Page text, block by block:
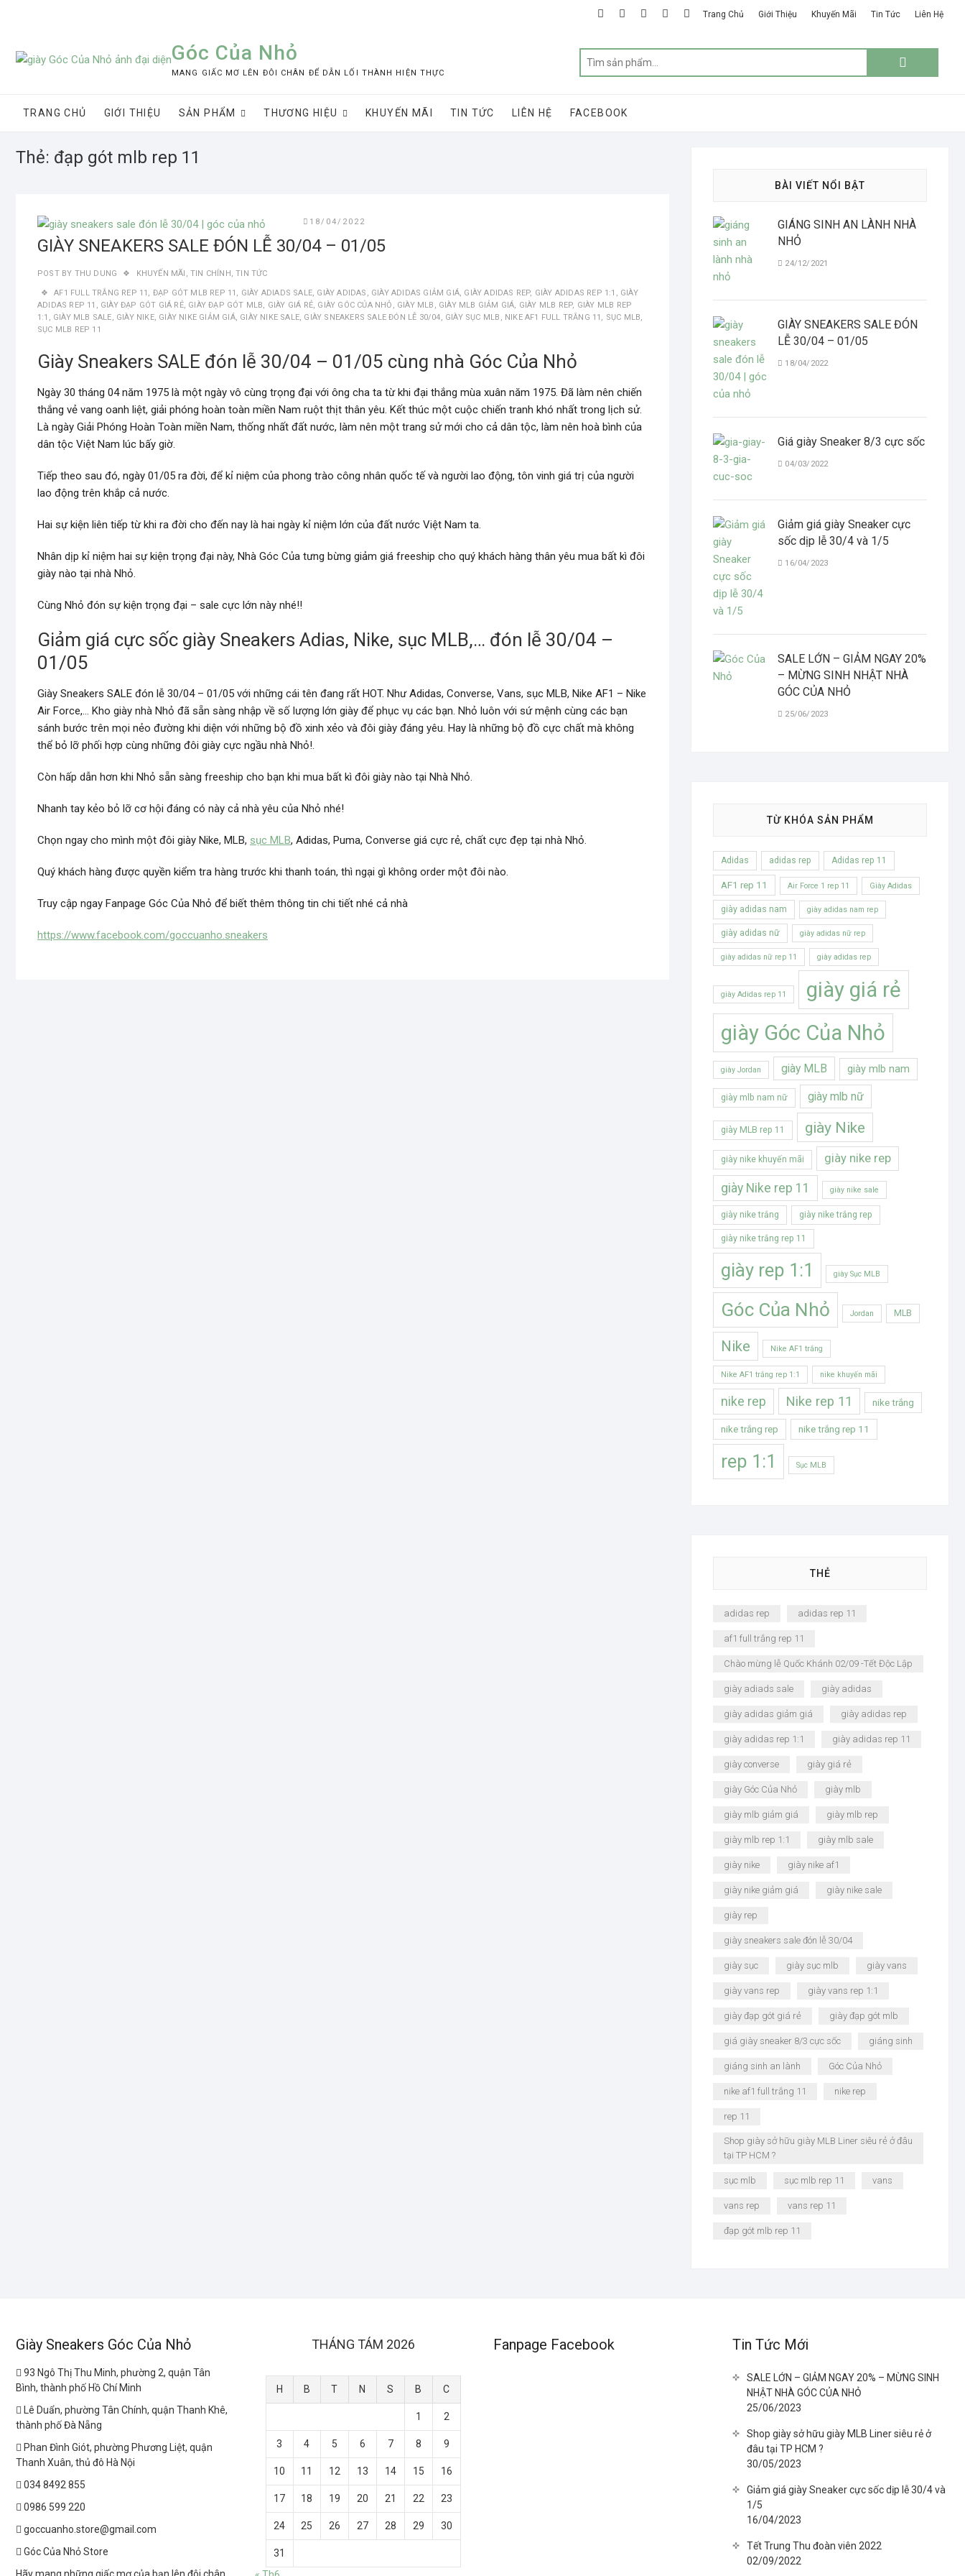
facebook
twittergoogleinstagram
linkedin
Trang Chủ Giới Thiệu Khuyến Mãi Tin Tức Liên Hệ
Góc Của Nhỏ
MANG GIẤC MƠ LÊN ĐÔI CHÂN ĐỂ DẪN LỐI THÀNH HIỆN THỰC
TRANG CHỦ GIỚI THIỆU SẢN PHẨM THƯƠNG HIỆU KHUYẾN MÃI TIN TỨC LIÊN HỆ FACEBOOK
Thẻ: đạp gót mlb rep 11
18/04/2022
GIÀY SNEAKERS SALE ĐÓN LỄ 30/04 – 01/05
POST BY THU DUNG KHUYẾN MÃI ,TIN CHÍNH,TIN TỨC
AF1 FULL TRẮNG REP 11 , ĐẠP GÓT MLB REP 11 , GIÀY ADIADS SALE, GIÀY ADIDAS , GIÀY ADIDAS GIẢM GIÁ, GIÀY ADIDAS REP, GIÀY ADIDAS REP 1:1 , GIÀY
ADIDAS REP 11 , GIÀY ĐẠP GÓT GIÁ RẺ, GIÀY ĐẠP GÓT MLB, GIÀY GIÁ RẺ, GIÀY GÓC CỦA NHỎ , GIÀY MLB , GIÀY MLB GIẢM GIÁ, GIÀY MLB REP, GIÀY MLB REP
1:1 , GIÀY MLB SALE, GIÀY NIKE, GIÀY NIKE GIẢM GIÁ, GIÀY NIKE SALE, GIÀY SNEAKERS SALE ĐÓN LỄ 30/04, GIÀY SỤC MLB , NIKE AF1 FULL TRẮNG 11 , SỤC MLB,
SỤC MLB REP 11
Giày Sneakers SALE đón lễ 30/04 – 01/05 cùng nhà Góc Của Nhỏ
Ngày 30 tháng 04 năm 1975 là một ngày vô cùng trọng đại với ông cha ta từ khi đại thắng mùa xuân năm 1975. Đã làm nên chiến
thắng vẻ vang oanh liệt, giải phóng hoàn toàn miền Nam ruột thịt thân yêu. Kết thúc một cuộc chiến tranh khó nhất trong lịch sử.
Là ngày Giải Phóng Hoàn Toàn miền Nam, thống nhất đất nước, làm nên một trang sử mới cho cả dân tộc, làm nên hoà bình của
dân tộc Việt Nam lúc bấy giờ.
Tiếp theo sau đó, ngày 01/05 ra đời, để kỉ niệm của phong trào công nhân quốc tế và người lao động, tôn vinh giá trị của người
lao động trên khắp cả nước.
Hai sự kiện liên tiếp từ khi ra đời cho đến nay là hai ngày kỉ niệm lớn của đất nước Việt Nam ta.
Nhân dịp kỉ niệm hai sự kiện trọng đại này, Nhà Góc Của tưng bừng giảm giá freeship cho quý khách hàng thân yêu mua bất kì đôi
giày nào tại nhà Nhỏ.
Cùng Nhỏ đón sự kiện trọng đại – sale cực lớn này nhé!!
Giảm giá cực sốc giày Sneakers Adias, Nike, sục MLB,… đón lễ 30/04 –
01/05
Giày Sneakers SALE đón lễ 30/04 – 01/05 với những cái tên đang rất HOT. Như Adidas, Converse, Vans, sục MLB, Nike AF1 – Nike
Air Force,… Kho giày nhà Nhỏ đã sẵn sàng nhập về số lượng lớn giày để phục vụ các bạn. Nhỏ luôn với sứ mệnh cùng các bạn
sánh bước trên mọi nẻo đường khi diện với những bộ đồ xinh xẻo và đôi giày đáng yêu. Hay là những bộ đồ cực chất mà không
thể bỏ lỡ phối hợp cùng những đôi giày cực ngầu nhà Nhỏ!.
Còn hấp dẫn hơn khi Nhỏ sẵn sàng freeship cho bạn khi mua bất kì đôi giày nào tại Nhà Nhỏ.
Nhanh tay kẻo bỏ lỡ cơ hội đáng có này cả nhà yêu của Nhỏ nhé!
Chọn ngay cho mình một đôi giày Nike, MLB, sục MLB, Adidas, Puma, Converse giá cực rẻ, chất cực đẹp tại nhà Nhỏ.
Quý khách hàng được quyền kiểm tra hàng trước khi thanh toán, thì ngại gì không order một đôi nào.
Truy cập ngay Fanpage Góc Của Nhỏ để biết thêm thông tin chi tiết nhé cả nhà
https://www.facebook.com/goccuanho.sneakers
BÀI VIẾT NỔI BẬT
GIÁNG SINH AN LÀNH NHÀ
NHỎ
24/12/2021
GIÀY SNEAKERS SALE ĐÓN
LỄ 30/04 – 01/05
18/04/2022
Giá giày Sneaker 8/3 cực sốc
04/03/2022
Giảm giá giày Sneaker cực
sốc dịp lễ 30/4 và 1/5
16/04/2023
SALE LỚN – GIẢM NGAY 20%
– MỪNG SINH NHẬT NHÀ
GÓC CỦA NHỎ
25/06/2023
TỪ KHÓA SẢN PHẨM
Adidas adidas rep Adidas rep 11
AF1 rep 11 Air Force 1 rep 11 Giày Adidas
giày adidas nam giày adidas nam rep
giày adidas nữ giày adidas nữ rep
giày adidas nữ rep 11 giày adidas rep
giày Adidas rep 11
giày giá rẻ
giày Góc Của Nhỏ
giày Jordan giày MLB giày mlb nam
giày mlb nam nữ giày mlb nữ
giày MLB rep 11 giày Nike
giày nike khuyến mãi giày nike rep
giày Nike rep 11 giày nike sale
giày nike trắng giày nike trắng rep
giày nike trắng rep 11
giày rep 1:1 giày Sục MLB
Góc Của Nhỏ Jordan MLB
Nike Nike AF1 trắng
Nike AF1 trắng rep 1:1 nike khuyến mãi
nike rep Nike rep 11 nike trắng
nike trắng rep nike trắng rep 11
rep 1:1 Sục MLB
THẺ
adidas rep adidas rep 11
af1 full trắng rep 11
Chào mừng lễ Quốc Khánh 02/09 -Tết Độc Lập
giày adiads sale giày adidas
giày adidas giảm giá giày adidas rep
giày adidas rep 1:1 giày adidas rep 11
giày converse giày giá rẻ
giày Góc Của Nhỏ giày mlb
giày mlb giảm giá giày mlb rep
giày mlb rep 1:1 giày mlb sale
giày nike giày nike af1
giày nike giảm giá giày nike sale
giày rep
giày sneakers sale đón lễ 30/04
giày sục giày sục mlb giày vans
giày vans rep giày vans rep 1:1
giày đạp gót giá rẻ giày đạp gót mlb
giá giày sneaker 8/3 cực sốc giáng sinh
giáng sinh an lành Góc Của Nhỏ
nike af1 full trắng 11 nike rep
rep 11
Shop giày sở hữu giày MLB Liner siêu rẻ ở đâu
tại TP HCM ?
sục mlb sục mlb rep 11 vans
vans rep vans rep 11
đạp gót mlb rep 11
Giày Sneakers Góc Của Nhỏ
93 Ngô Thị Thu Minh, phường 2, quận Tân
Bình, thành phố Hồ Chí Minh
Lê Duẩn, phường Tân Chính, quận Thanh Khê,
thành phố Đà Nẵng
Phan Đình Giót, phường Phương Liệt, quận
Thanh Xuân, thủ đô Hà Nội
034 8492 855
0986 599 220
goccuanho.store@gmail.com
Góc Của Nhỏ Store
THÁNG TÁM 2026
H B T N S B C
1 2
3 4 5 6 7 8 9
10 11 12 13 14 15 16
17 18 19 20 21 22 23
24 25 26 27 28 29 30
31
Fanpage Facebook Tin Tức Mới
SALE LỚN – GIẢM NGAY 20% – MỪNG SINH
NHẬT NHÀ GÓC CỦA NHỎ
25/06/2023
Shop giày sở hữu giày MLB Liner siêu rẻ ở
đâu tại TP HCM ?
30/05/2023
Giảm giá giày Sneaker cực sốc dịp lễ 30/4 và
1/5
16/04/2023
Tết Trung Thu đoàn viên 2022
02/09/2022